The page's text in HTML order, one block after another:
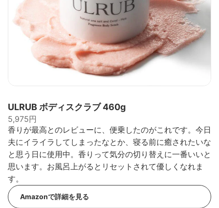
ULRUB ボディスクラブ 460g
5,975円
香りが最高とのレビューに、便乗したのがこれです。今日
夫にイライラしてしまったなとか、寝る前に癒されたいな
と思う日に使用中。香りって気分の切り替えに一番いいと
思います。お風呂上がるとリセットされて優しくなれま
す。
Amazonで詳細を見る